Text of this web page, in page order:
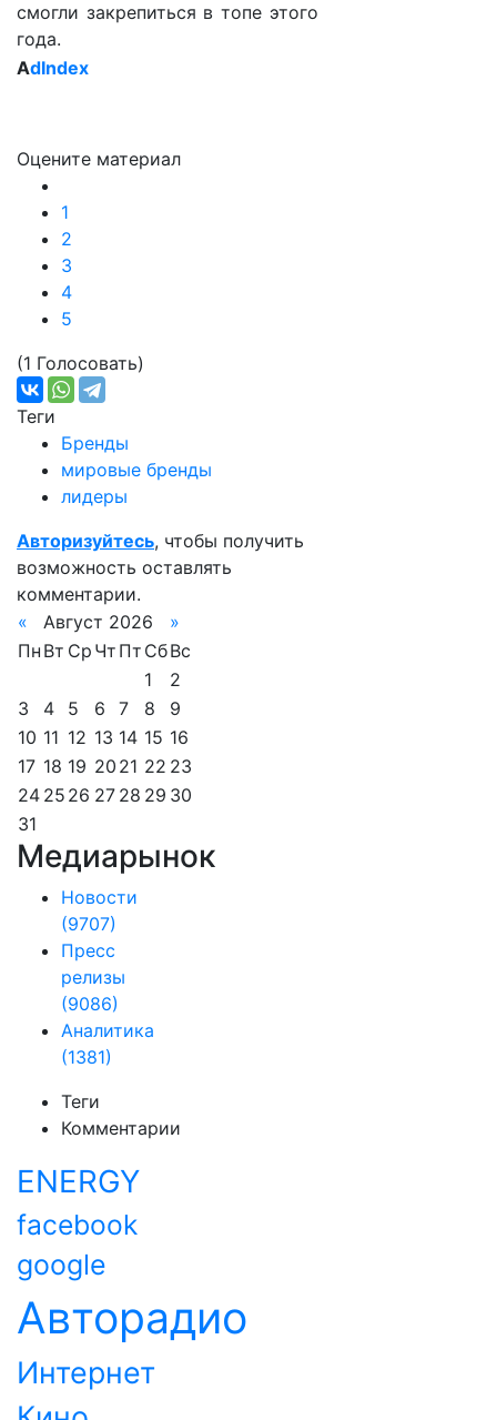
смогли закрепиться в топе этого
года.
AdIndex
Оцените материал
1
2
3
4
5
(1 Голосовать)
Теги
Бренды
мировые бренды
лидеры
Авторизуйтесь, чтобы получить
возможность оставлять
комментарии.
«
Август 2026
»
Пн Вт Ср Чт Пт СбВс
1
2
3
4 5 6 7 8
9
10 11 12 13 14 15 16
17 18 19 20 21 22 23
24 25 26 27 28 29 30
31
Медиарынок
Новости
(9707)
Пресс
релизы
(9086)
Аналитика
(1381)
Теги
Комментарии
ENERGY
facebook
google
Авторадио
Интернет